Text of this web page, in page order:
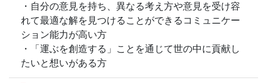
・自分の意見を持ち、異なる考え方や意見を受け容
れて最適な解を見つけることができるコミュニケー
ション能力が高い方
・「運ぶを創造する」ことを通じて世の中に貢献し
たいと想いがある方